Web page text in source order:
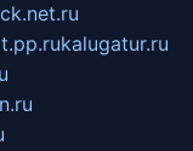
kalugatur.ru